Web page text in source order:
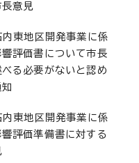
意見
内東地区開発事業に係
評価書について市長
る必要がないと認め
内東地区開発事業に係
評価準備書に対する